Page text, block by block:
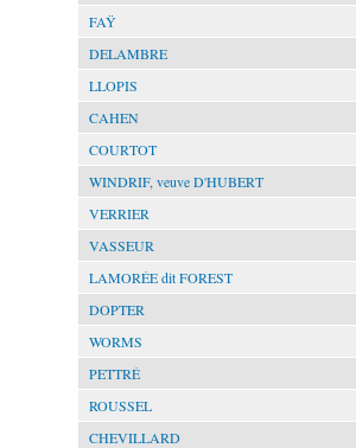
FAŸ
DELAMBRE
LLOPIS
CAHEN
COURTOT
WINDRIF, veuve D'HUBERT
VERRIER
VASSEUR
LAMORÉE dit FOREST
DOPTER
WORMS
PETTRÉ
ROUSSEL
CHEVILLARD